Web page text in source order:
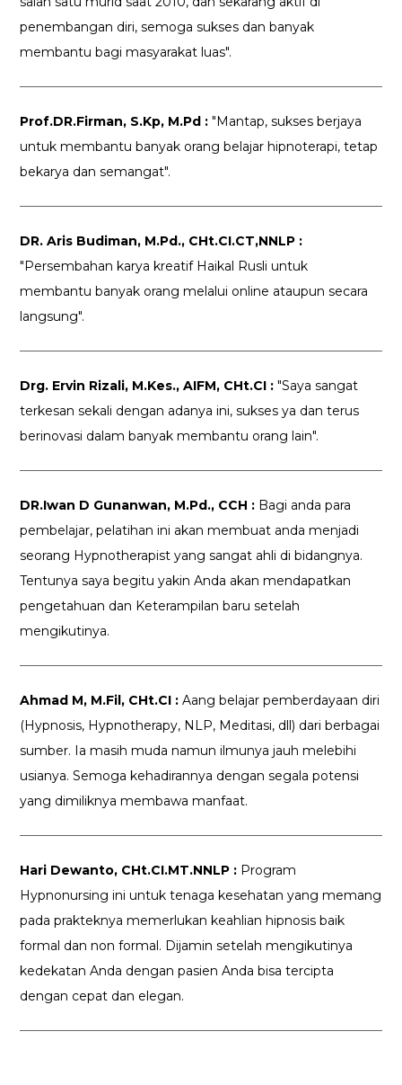
penembangan diri, semoga sukses dan banyak
membantu bagi masyarakat luas".
Prof.DR.Firman, S.Kp, M.Pd : "Mantap, sukses berjaya
untuk membantu banyak orang belajar hipnoterapi, tetap
bekarya dan semangat".
DR. Aris Budiman, M.Pd., CHt.CI.CT,NNLP :
"Persembahan karya kreatif Haikal Rusli untuk
membantu banyak orang melalui online ataupun secara
langsung".
Drg. Ervin Rizali, M.Kes., AIFM, CHt.CI : "Saya sangat
terkesan sekali dengan adanya ini, sukses ya dan terus
berinovasi dalam banyak membantu orang lain".
DR.Iwan D Gunanwan, M.Pd., CCH : Bagi anda para
pembelajar, pelatihan ini akan membuat anda menjadi
seorang Hypnotherapist yang sangat ahli di bidangnya.
Tentunya saya begitu yakin Anda akan mendapatkan
pengetahuan dan Keterampilan baru setelah
mengikutinya.
Ahmad M, M.Fil, CHt.CI : Aang belajar pemberdayaan diri
(Hypnosis, Hypnotherapy, NLP, Meditasi, dll) dari berbagai
sumber. Ia masih muda namun ilmunya jauh melebihi
usianya. Semoga kehadirannya dengan segala potensi
yang dimiliknya membawa manfaat.
Hari Dewanto, CHt.CI.MT.NNLP : Program
Hypnonursing ini untuk tenaga kesehatan yang memang
pada prakteknya memerlukan keahlian hipnosis baik
formal dan non formal. Dijamin setelah mengikutinya
kedekatan Anda dengan pasien Anda bisa tercipta
dengan cepat dan elegan.